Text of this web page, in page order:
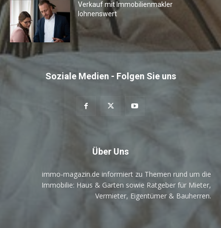
Verkauf mit Immobilienmakler
lohnenswert
Soziale Medien - Folgen Sie uns
Über Uns
immo-magazin.de informiert zu Themen rund um die
Immobilie: Haus & Garten sowie Ratgeber für Mieter,
Vermieter, Eigentümer & Bauherren.